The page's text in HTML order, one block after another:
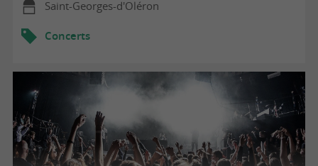
Saint-Georges-d'Oléron
Concerts